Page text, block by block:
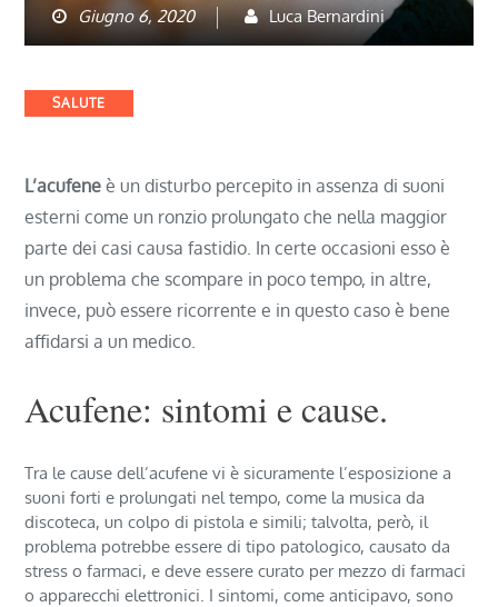
Giugno 6, 2020 Luca Bernardini
Categories
SALUTE
L’acufene è un disturbo percepito in assenza di suoni
esterni come un ronzio prolungato che nella maggior
parte dei casi causa fastidio. In certe occasioni esso è
un problema che scompare in poco tempo, in altre,
invece, può essere ricorrente e in questo caso è bene
affidarsi a un medico.
Acufene: sintomi e cause.
Tra le cause dell’acufene vi è sicuramente l’esposizione a
suoni forti e prolungati nel tempo, come la musica da
discoteca, un colpo di pistola e simili; talvolta, però, il
problema potrebbe essere di tipo patologico, causato da
stress o farmaci, e deve essere curato per mezzo di farmaci
o apparecchi elettronici. I sintomi, come anticipavo, sono